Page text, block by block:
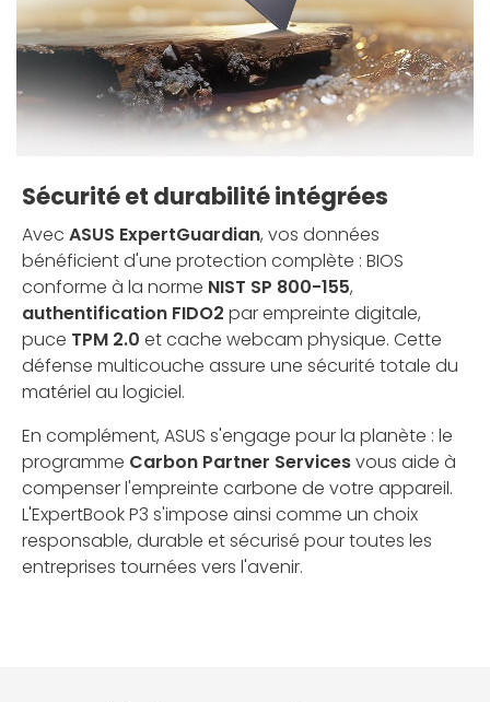
Sécurité et durabilité intégrées
Avec ASUS ExpertGuardian, vos données
bénéficient d'une protection complète : BIOS
conforme à la norme NIST SP 800-155,
authentification FIDO2 par empreinte digitale,
puce TPM 2.0 et cache webcam physique. Cette
défense multicouche assure une sécurité totale du
matériel au logiciel.
En complément, ASUS s'engage pour la planète : le
programme Carbon Partner Servicesvous aide à
compenser l'empreinte carbone de votre appareil.
L'ExpertBook P3 s'impose ainsi comme un choix
responsable, durable et sécurisé pour toutes les
entreprises tournées vers l'avenir.